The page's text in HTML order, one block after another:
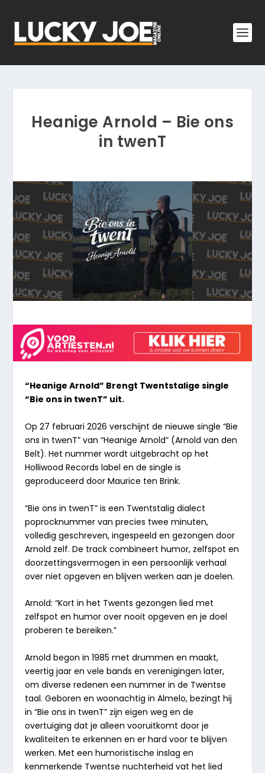
Heanige Arnold – Bie ons
in twenT
“Heanige Arnold” Brengt Twentstalige single
“Bie ons in twenT” uit.
Op 27 februari 2026 verschijnt de nieuwe single “Bie
ons in twenT” van “Heanige Arnold” (Arnold van den
Belt). Het nummer wordt uitgebracht op het
Holliwood Records label en de single is
geproduceerd door Maurice ten Brink.
“Bie ons in twenT” is een Twentstalig dialect
poprocknummer van precies twee minuten,
volledig geschreven, ingespeeld en gezongen door
Arnold zelf. De track combineert humor, zelfspot en
doorzettingsvermogen in een persoonlijk verhaal
over niet opgeven en blijven werken aan je doelen.
Arnold: “Kort in het Twents gezongen lied met
zelfspot en humor over nooit opgeven en je doel
proberen te bereiken.”
Arnold begon in 1985 met drummen en maakt,
veertig jaar en vele bands en verenigingen later,
om diverse redenen een nummer in de Twentse
taal. Geboren en woonachtig in Almelo, bezingt hij
in “Bie ons in twenT” zijn eigen weg en de
overtuiging dat je alleen vooruitkomt door je
kwaliteiten te erkennen en er hard voor te blijven
werken. Met een humoristische inslag en
kenmerkende Twentse nuchterheid vat het lied